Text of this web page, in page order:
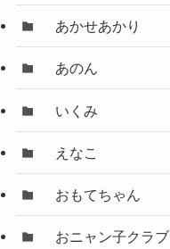
あかせあかり
あのん
いくみ
えなこ
おもてちゃん
おニャン子クラブ